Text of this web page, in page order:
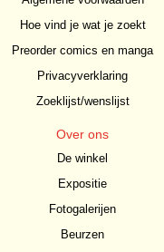
Hoe vind je wat je zoekt
Preorder comics en manga
Privacyverklaring
Zoeklijst/wenslijst
Over ons
De winkel
Expositie
Fotogalerijen
Beurzen